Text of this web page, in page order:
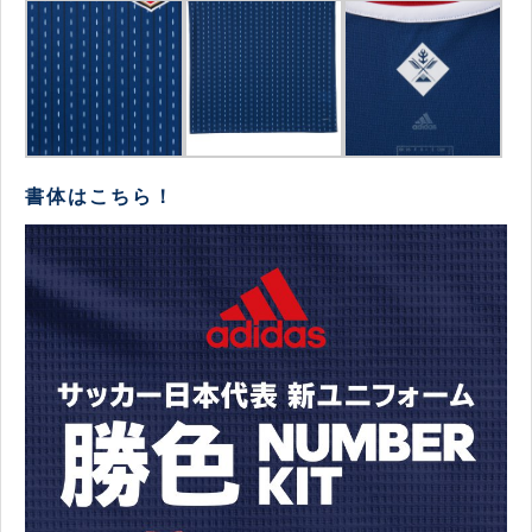
書体はこちら！